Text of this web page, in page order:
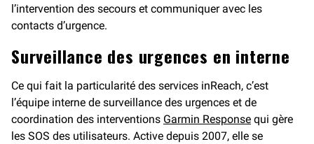
l’intervention des secours et communiquer avec les
contacts d’urgence.
Surveillance des urgences en interne
Ce qui fait la particularité des services inReach, c’est
l’équipe interne de surveillance des urgences et de
coordination des interventions Garmin Response qui gère
les SOS des utilisateurs. Active depuis 2007, elle se